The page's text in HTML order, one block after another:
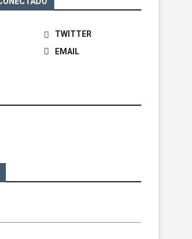
TWITTER
EMAIL